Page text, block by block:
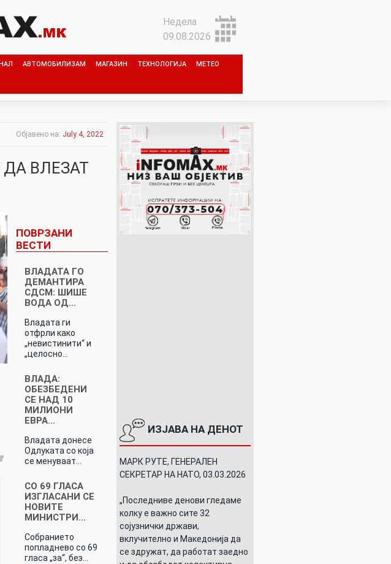
Недела
09.08.2026
АВТОМОБИЛИЗАМ МАГАЗИН ТЕХНОЛОГИЈА МЕТЕО
Објавено на: July 4, 2022
ВЛЕЗАТ
ПОВРЗАНИ
ВЕСТИ
ВЛАДАТА ГО
ДЕМАНТИРА
СДСМ: ШИШЕ
ВОДА ОД…
Владата ги
отфрли како
„невистинити“ и
„целосно…
ВЛАДА:
ОБЕЗБЕДЕНИ
СЕ НАД 10
МИЛИОНИ
ЕВРА…
Владата донесе
Одлуката со која
се менуваат…
СО 69 ГЛАСА
ИЗГЛАСАНИ СЕ
НОВИТЕ
МИНИСТРИ…
Собранието
попладнево со 69
гласа „за“, без…
ИЗЈАВА НА ДЕНОТ
МАРК РУТЕ, ГЕНЕРАЛЕН
СЕКРЕТАР НА НАТО, 03.03.2026
„Последниве денови гледаме
колку е важно сите 32
сојузнички држави,
вклучително и Македонија да
се здружат, да работат заедно